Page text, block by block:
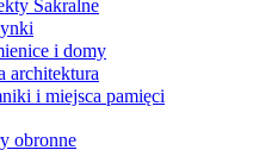
Sakralne
i domy
architektura
i miejsca pamięci
obronne